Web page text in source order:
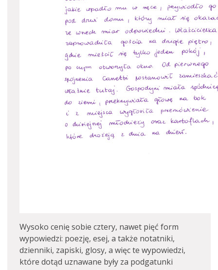
Wysoko cenię sobie cztery, nawet pięć form
wypowiedzi: poezję, esej, a także notatniki,
dzienniki, zapiski, glosy, a więc te wypowiedzi,
które dotąd uznawane były za podgatunki